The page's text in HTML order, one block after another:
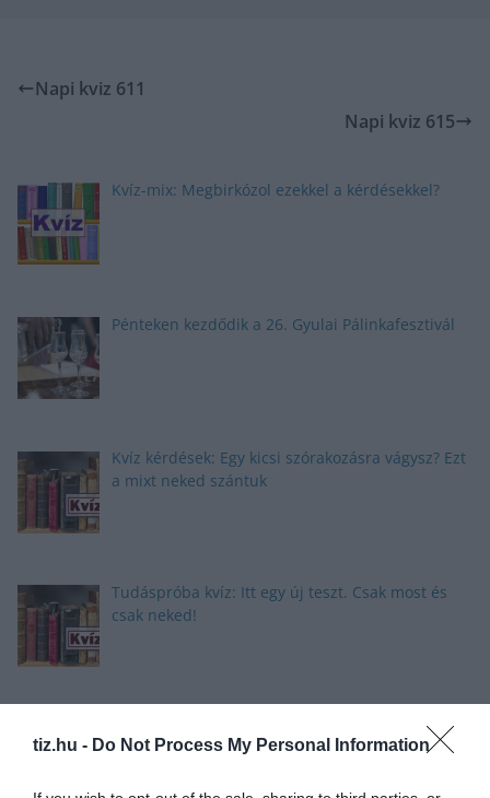
tiz.hu - Do Not Process My Personal Information
Napi kviz 611
Napi kviz 615
Kvíz-mix: Megbirkózol ezekkel a kérdésekkel?
Pénteken kezdődik a 26. Gyulai Pálinkafesztivál
Kvíz kérdések: Egy kicsi szórakozásra vágysz? Ezt
a mixt neked szántuk
Tudáspróba kvíz: Itt egy új teszt. Csak most és
csak neked!
Nyolc gyors kvíz kérdés: Ma sem hagyunk újabb
fejtörő nélkül